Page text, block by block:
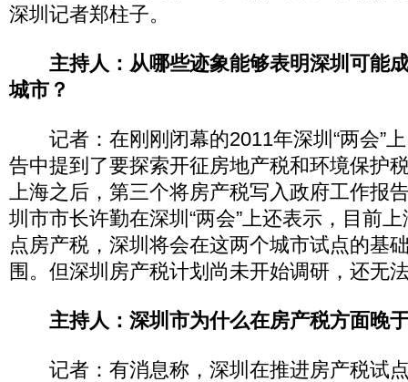
深圳记者郑柱子。
主持人：从哪些迹象能够表明深圳可能
城市？
记者：在刚刚闭幕的2011年深圳“两会”
告中提到了要探索开征房地产税和环境保护
上海之后，第三个将房产税写入政府工作报
圳市市长许勤在深圳“两会”上还表示，目前
点房产税，深圳将会在这两个城市试点的基
围。但深圳房产税计划尚未开始调研，还无
主持人：深圳市为什么在房产税方面晚
记者：有消息称，深圳在推进房产税试